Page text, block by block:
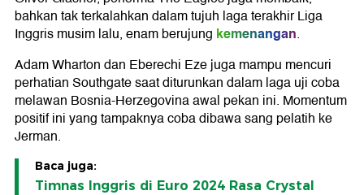
bahkan tak terkalahkan dalam tujuh laga terakhir Liga
Inggris musim lalu, enam berujung kemenangan.
Adam Wharton dan Eberechi Eze juga mampu mencuri
perhatian Southgate saat diturunkan dalam laga uji coba
melawan Bosnia-Herzegovina awal pekan ini. Momentum
positif ini yang tampaknya coba dibawa sang pelatih ke
Jerman.
Baca juga:
Timnas Inggris di Euro 2024 Rasa Crystal